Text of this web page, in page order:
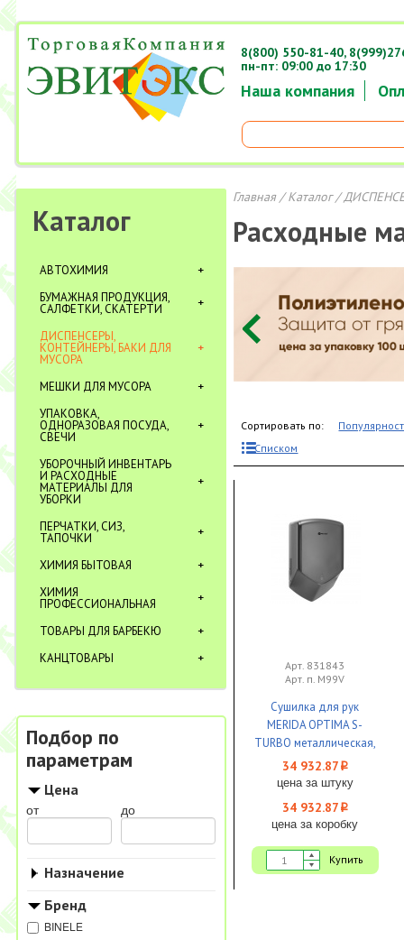
Наша компания
8(800) 550-81-40,
пн-пт: 09:00 до 17:30
Каталог
АВТОХИМИЯ
БУМАЖНАЯ ПРОДУКЦИЯ,
САЛФЕТКИ, СКАТЕРТИ
ДИСПЕНСЕРЫ,
КОНТЕЙНЕРЫ, БАКИ ДЛЯ
МУСОРА
МЕШКИ ДЛЯ МУСОРА
УПАКОВКА,
ОДНОРАЗОВАЯ ПОСУДА,
СВЕЧИ
УБОРОЧНЫЙ ИНВЕНТАРЬ
И РАСХОДНЫЕ
МАТЕРИАЛЫ ДЛЯ
УБОРКИ
ПЕРЧАТКИ, СИЗ,
ТАПОЧКИ
ХИМИЯ БЫТОВАЯ
ХИМИЯ
ПРОФЕССИОНАЛЬНАЯ
ТОВАРЫ ДЛЯ БАРБЕКЮ
КАНЦТОВАРЫ
Подбор по
параметрам
Цена
от до
Назначение
Бренд
BINELE
Главная/Каталог/
Расходные
Сортировать по:
Списком
Арт. 831843
Арт. п. M99V
Сушилка для рук
MERIDA OPTIMA S-
TURBO металлическая,
высокоскоростная,
матовая, 1000 Вт 1/1
34 932.87 i
цена за штуку
34 932.87 i
цена за коробку
Купить